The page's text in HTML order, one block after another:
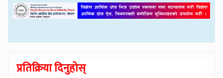
प्रतिक्रिया दिनुहोस्